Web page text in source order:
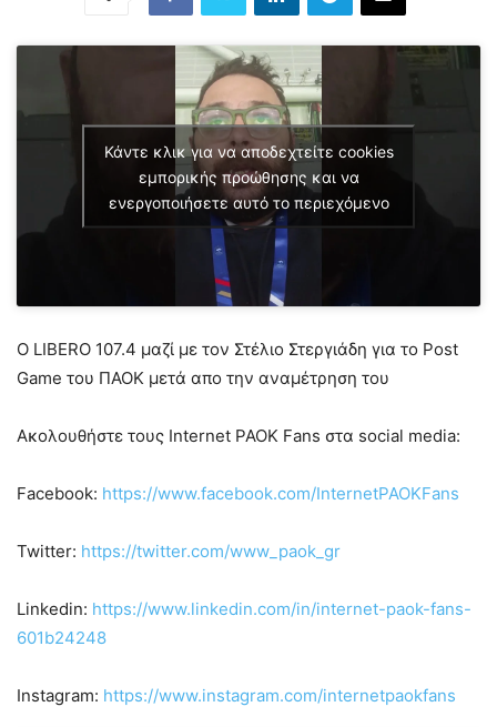
Κάντε κλικ για να αποδεχτείτε cookies
εμπορικής προώθησης και να
ενεργοποιήσετε αυτό το περιεχόμενο
Ο LIBERO 107.4 μαζί με τον Στέλιο Στεργιάδη για το Post
Game του ΠΑΟΚ μετά απο την αναμέτρηση του
Ακολουθήστε τους Internet PAOK Fans στα social media:
Facebook: https://www.facebook.com/InternetPAOKFans
Twitter: https://twitter.com/www_paok_gr
Linkedin: https://www.linkedin.com/in/internet-paok-fans-
601b24248
Instagram: https://www.instagram.com/internetpaokfans